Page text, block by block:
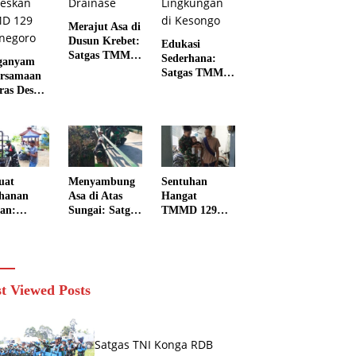
Desa:
129
Merajut Asa di
Dusun Krebet:
Satgas TMMD
Perkuat
Drainase
Edukasi
Sederhana:
Satgas TMMD
Kesadaran dan
Karakter
Peduli
Kesongo
Ratusan
Sayuran
Warga
Menyambung
Asa di Atas
Sungai: Satgas
Brang Etan
Sentuhan
Hangat
TMMD 129
Viewed Posts
Satgas TNI Konga RDB